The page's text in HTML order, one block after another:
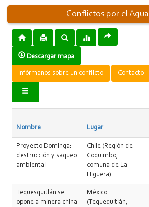
Conflictos por el Agua
Descargar mapa
Infórmanos sobre un conflicto Contacto
Nombre Lugar
Proyecto Dominga:
destrucción y saqueo
ambiental
Chile (Región de
Coquimbo,
comuna de La
Higuera)
Tequesquitlán se
opone a minera china
México
(Tequequitlán,